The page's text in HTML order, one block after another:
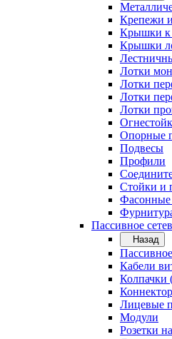
Крепежи
Крышки к
Крышки
Лотки
Лотки
Лотки
Лотки
Опорные
Подвесы
Профили
Стойки и
Фасонные
Пассивное
Назад
Кабели
Колпачки
Лицевые
Модули
Розетки